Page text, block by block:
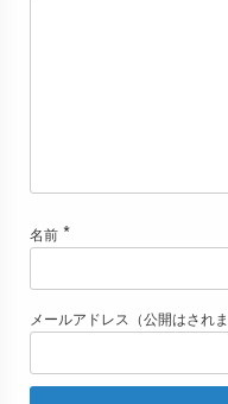
名前 *
メールアドレス（公開はされま